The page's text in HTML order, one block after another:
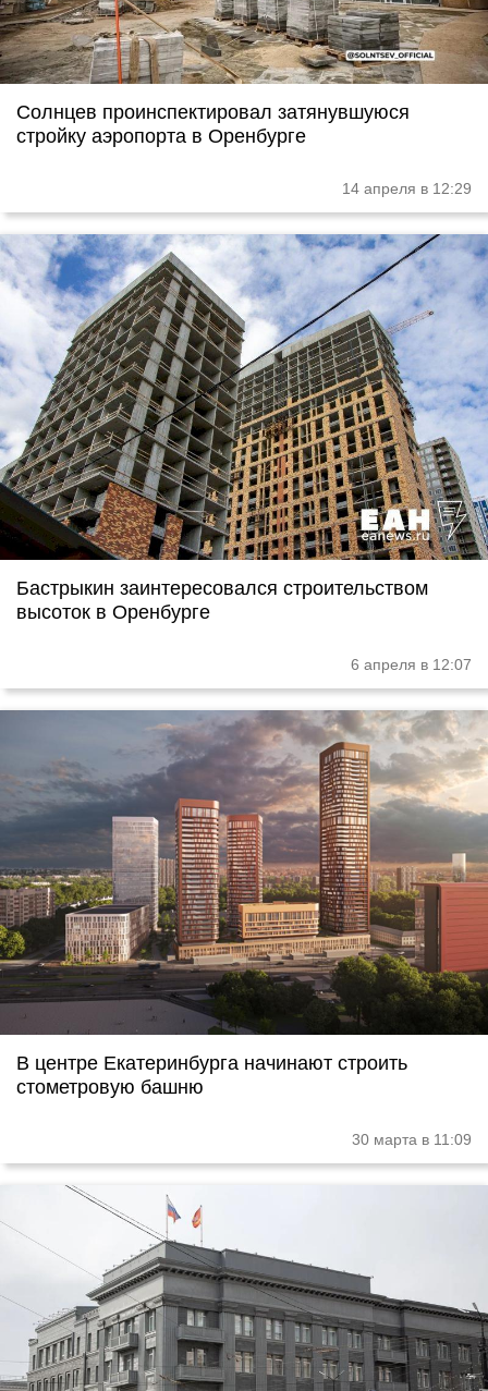
Солнцев проинспектировал затянувшуюся
стройку аэропорта в Оренбурге
14 апреля в 12:29
Бастрыкин заинтересовался строительством
высоток в Оренбурге
6 апреля в 12:07
В центре Екатеринбурга начинают строить
стометровую башню
30 марта в 11:09